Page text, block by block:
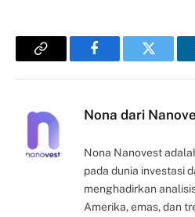
Copy
FacebookTwitter
Nona dari
Nona Nanovest
pada dunia investasi
menghadirkan
Amerika, emas, dan